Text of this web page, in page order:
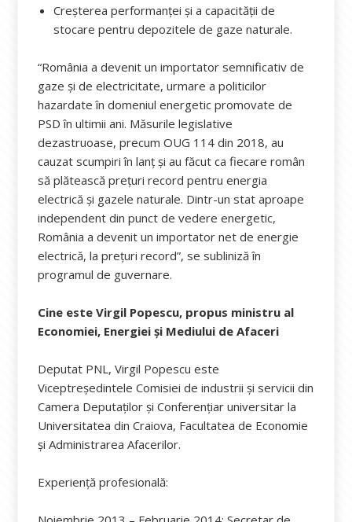
Creșterea performanței și a capacității de
stocare pentru depozitele de gaze naturale.
“România a devenit un importator semnificativ de
gaze și de electricitate, urmare a politicilor
hazardate în domeniul energetic promovate de
PSD în ultimii ani. Măsurile legislative
dezastruoase, precum OUG 114 din 2018, au
cauzat scumpiri în lanţ și au făcut ca fiecare român
să plătească preţuri record pentru energia
electrică și gazele naturale. Dintr-un stat aproape
independent din punct de vedere energetic,
România a devenit un importator net de energie
electrică, la preţuri record”, se subliniză în
programul de guvernare.
Cine este Virgil Popescu, propus ministru al
Economiei, Energiei și Mediului de Afaceri
Deputat PNL, Virgil Popescu este
Viceptreședintele Comisiei de industrii și servicii din
Camera Deputaților și Conferenţiar universitar la
Universitatea din Craiova, Facultatea de Economie
şi Administrarea Afacerilor.
Experiență profesională: